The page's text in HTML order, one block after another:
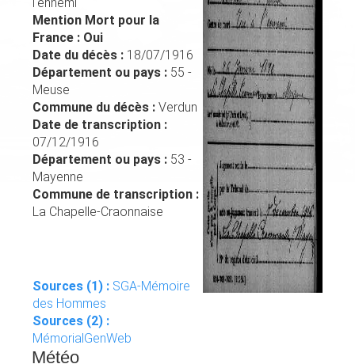
Mention Mort pour la
France : Oui
Date du décès : 18/07/1916
Département ou pays : 55 -
Meuse
Commune du décès : Verdun
Date de transcription :
07/12/1916
Département ou pays : 53 -
Mayenne
Commune de transcription :
La Chapelle-Craonnaise
Sources (1) : SGA-Mémoire
des Hommes
Sources (2) :
MémorialGenWeb
Météo